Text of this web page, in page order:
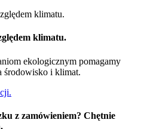
klimatu.
ekologicznym pomagamy
środowisko i klimat.
z zamówieniem? Chętnie